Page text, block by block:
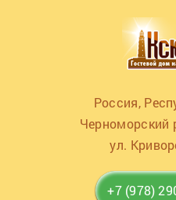
Россия,
Черноморский
ул.
+7 (978)